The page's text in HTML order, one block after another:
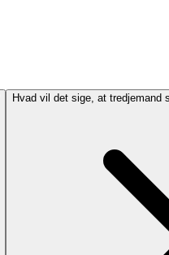
Hvad vil det sige, at tredjemand